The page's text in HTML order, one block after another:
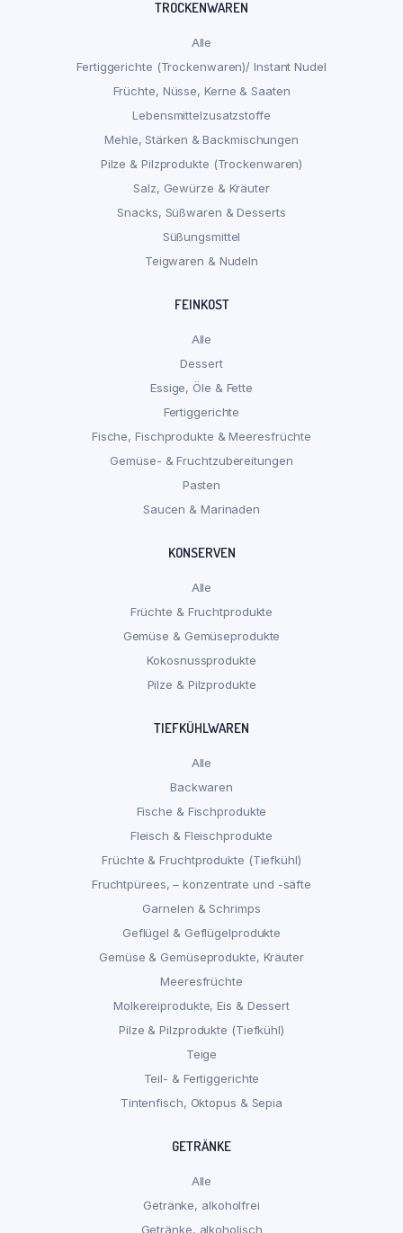
TROCKENWAREN
Alle
Fertiggerichte (Trockenwaren)/ Instant Nudel
Früchte, Nüsse, Kerne & Saaten
Lebensmittelzusatzstoffe
Mehle, Stärken & Backmischungen
Pilze & Pilzprodukte (Trockenwaren)
Salz, Gewürze & Kräuter
Snacks, Süßwaren & Desserts
Süßungsmittel
Teigwaren & Nudeln
FEINKOST
Alle
Dessert
Essige, Öle & Fette
Fertiggerichte
Fische, Fischprodukte & Meeresfrüchte
Gemüse- & Fruchtzubereitungen
Pasten
Saucen & Marinaden
KONSERVEN
Alle
Früchte & Fruchtprodukte
Gemüse & Gemüseprodukte
Kokosnussprodukte
Pilze & Pilzprodukte
TIEFKÜHLWAREN
Alle
Backwaren
Fische & Fischprodukte
Fleisch & Fleischprodukte
Früchte & Fruchtprodukte (Tiefkühl)
Fruchtpürees, – konzentrate und -säfte
Garnelen & Schrimps
Geflügel & Geflügelprodukte
Gemüse & Gemüseprodukte, Kräuter
Meeresfrüchte
Molkereiprodukte, Eis & Dessert
Pilze & Pilzprodukte (Tiefkühl)
Teige
Teil- & Fertiggerichte
Tintenfisch, Oktopus & Sepia
GETRÄNKE
Alle
Getränke, alkoholfrei
Getränke, alkoholisch